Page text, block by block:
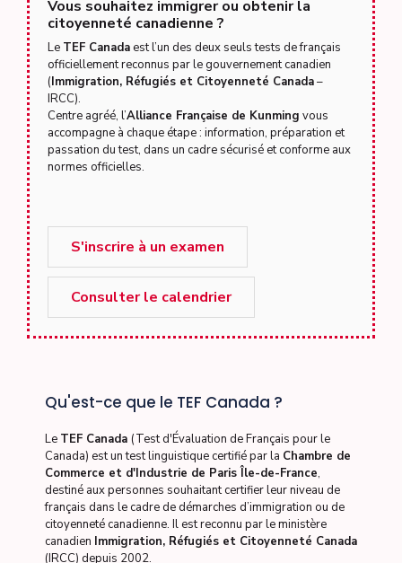
Vous souhaitez immigrer ou obtenir la
citoyenneté canadienne ?
Le TEF Canada est l’un des deux seuls tests de français
officiellement reconnus par le gouvernement canadien
(Immigration, Réfugiés et Citoyenneté Canada–
IRCC).
Centre agréé, l’Alliance Française de Kunming vous
accompagne à chaque étape : information, préparation et
passation du test, dans un cadre sécurisé et conforme aux
normes officielles.
S'inscrire à un examen
Consulter le calendrier
Qu'est-ce que le TEF Canada ?
Le TEF Canada (Test d'Évaluation de Français pour le
Canada) est un test linguistique certifié par la Chambre de
Commerce et d'Industrie de Paris Île-de-France,
destiné aux personnes souhaitant certifier leur niveau de
français dans le cadre de démarches d’immigration ou de
citoyenneté canadienne. Il est reconnu par le ministère
canadien Immigration, Réfugiés et Citoyenneté Canada
(IRCC) depuis 2002.